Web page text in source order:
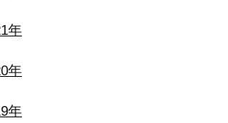
年
年
年